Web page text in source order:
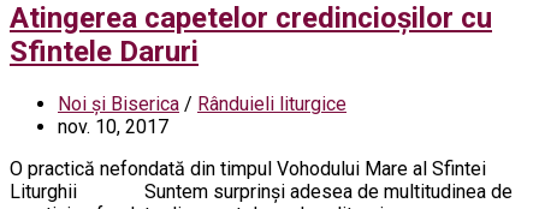
Atingerea capetelor credincioșilor cu
Sfintele Daruri
Noi și Biserica / Rânduieli liturgice
nov. 10, 2017
O practică nefondată din timpul Vohodului Mare al Sfintei
Liturghii Suntem surprinşi adesea de multitudinea de